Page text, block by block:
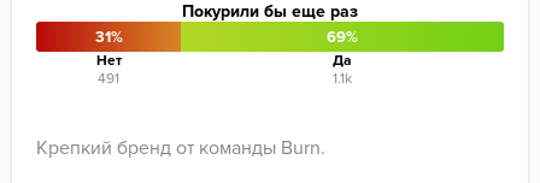
Крепкий бренд от команды Burn.
Покурили бы еще раз
31%
Нет
491
69%
Да
1.1k